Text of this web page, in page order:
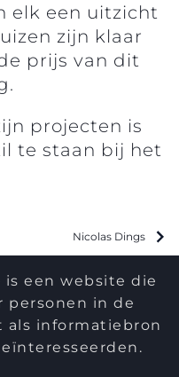
elk een uitzicht
zijn klaar
prijs van dit
projecten is
te staan bij het
Nicolas Dings
een website die
personen in de
als informatiebron